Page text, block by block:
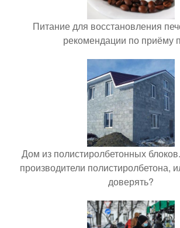
Питание для восстановления
рекомендации по приёму
Дом из полистиролбетонных
производители полистиролбетона,
доверять?